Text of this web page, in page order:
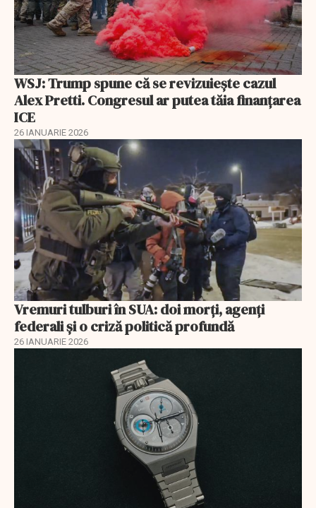
WSJ: Trump spune că se revizuiește cazul
Alex Pretti. Congresul ar putea tăia finanțarea
ICE
26 IANUARIE 2026
Vremuri tulburi în SUA: doi morți, agenți
federali și o criză politică profundă
26 IANUARIE 2026